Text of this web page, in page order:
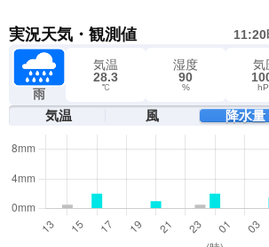
実況天気・観測値 11:20
雨
気温
28.3
℃
湿度
90
%
気
気温 風 降水量